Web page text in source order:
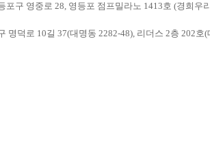
포구 영중로 28, 영등포 점프밀라노 1413호 (경희우
명덕로 10길 37(대명동 2282-48), 리더스 2층 202호